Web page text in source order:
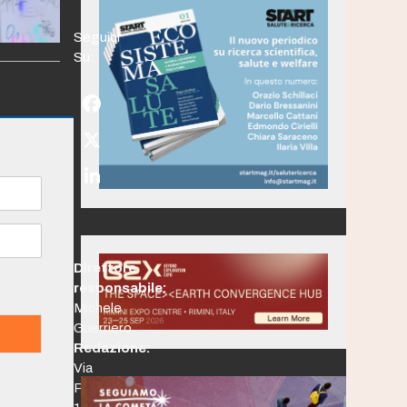
Seguici
Su:
Facebook
Twitter
(deprecated)
LinkedIn
Direttore
responsabile:
Michele
Guerriero
Redazione:
Via
Po,